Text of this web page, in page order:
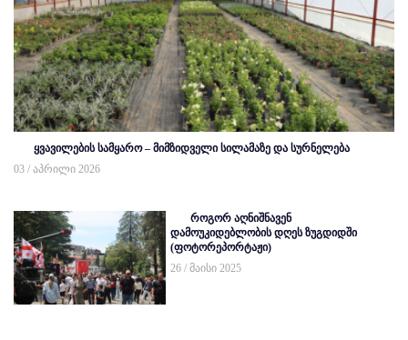
ყვავილების სამყარო – მიმზიდველი სილამაზე და სურნელება
03 / აპრილი 2026
როგორ აღნიშნავენ
დამოუკიდებლობის დღეს ზუგდიდში
(ფოტორეპორტაჟი)
26 / მაისი 2025